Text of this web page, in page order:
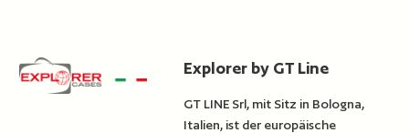
Explorer by GT Line
GT LINE Srl, mit Sitz in Bologna,
Italien, ist der europäische